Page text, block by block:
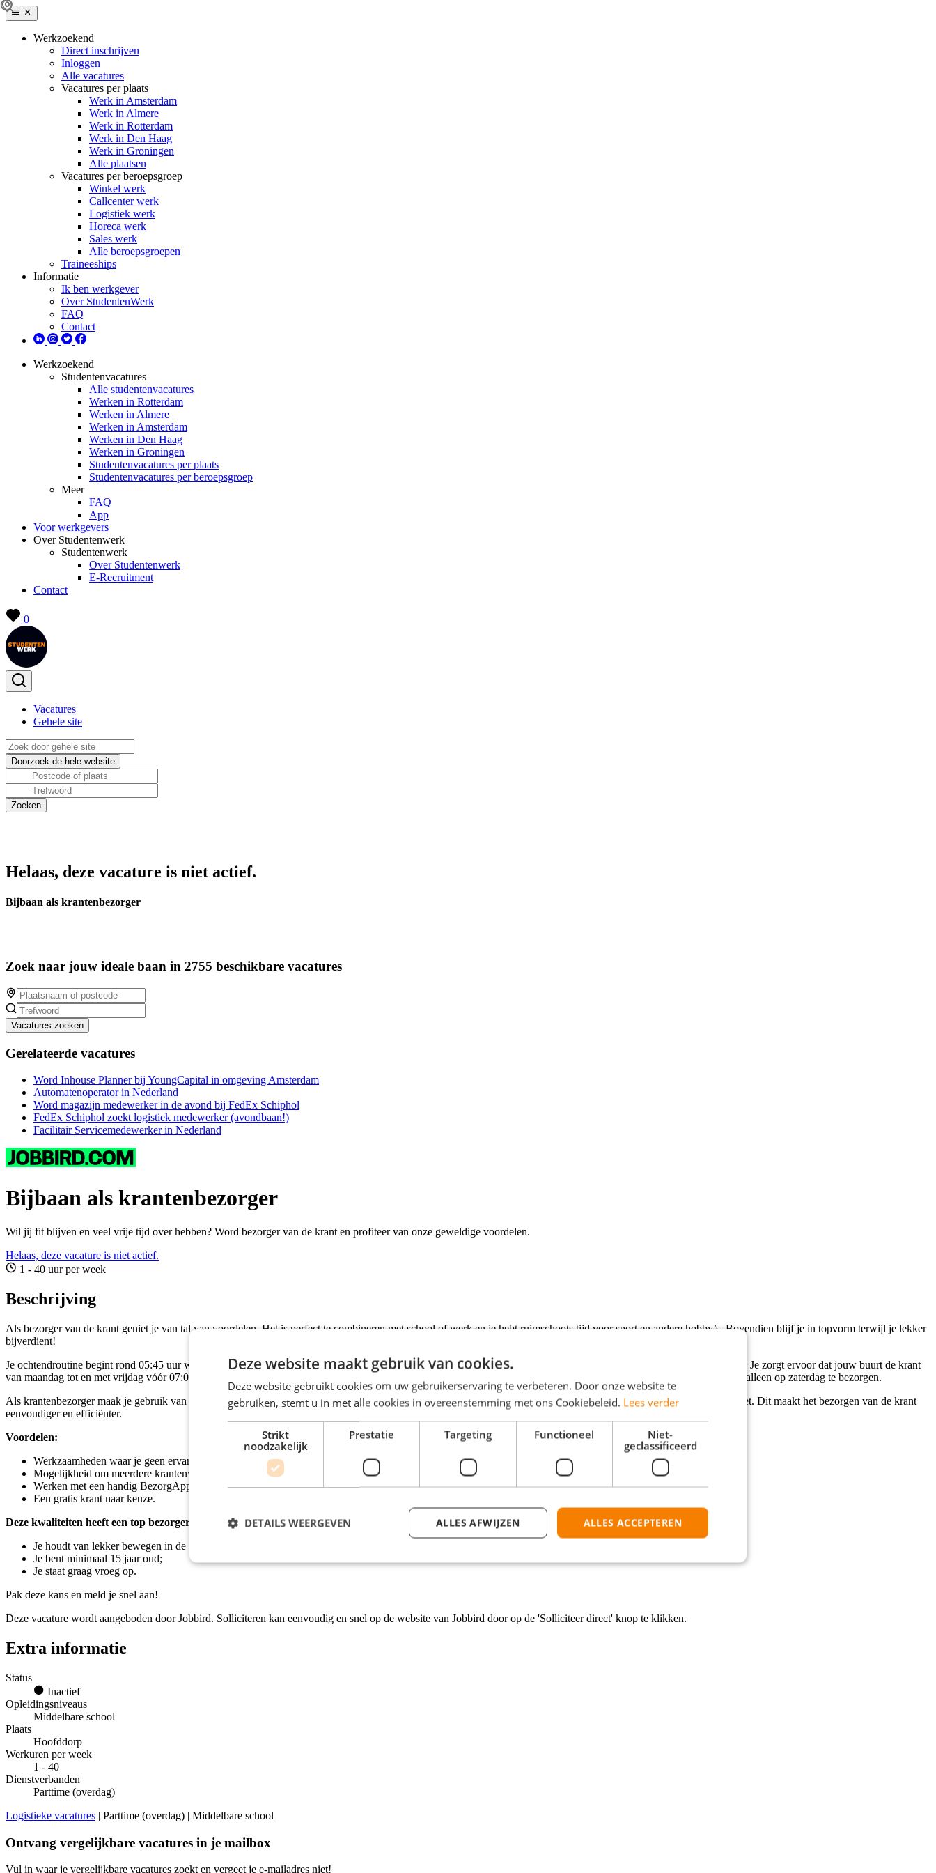
Werkzoekend
Direct inschrijven
Inloggen
Alle vacatures
Vacatures per plaats
Werk in Amsterdam
Werk in Almere
Werk in Rotterdam
Werk in Den Haag
Werk in Groningen
Alle plaatsen
Vacatures per beroepsgroep
Winkel werk
Callcenter werk
Logistiek werk
Horeca werk
Sales werk
Alle beroepsgroepen
Traineeships
Informatie
Ik ben werkgever
Over StudentenWerk
FAQ
Contact
Werkzoekend
Studentenvacatures
Alle studentenvacatures
Werken in Rotterdam
Werken in Almere
Werken in Amsterdam
Werken in Den Haag
Werken in Groningen
Studentenvacatures per plaats
Studentenvacatures per beroepsgroep
Meer
FAQ
App
Voor werkgevers
Over Studentenwerk
Studentenwerk
Over Studentenwerk
E-Recruitment
Contact
0
Vacatures
Gehele site
Helaas, deze vacature is niet actief.
Bijbaan als krantenbezorger
Zoek naar jouw ideale baan in 2755 beschikbare vacatures
Vacatures zoeken
Gerelateerde vacatures
Word Inhouse Planner bij YoungCapital in omgeving Amsterdam
Automatenoperator in Nederland
Word magazijn medewerker in de avond bij FedEx Schiphol
FedEx Schiphol zoekt logistiek medewerker (avondbaan!)
Facilitair Servicemedewerker in Nederland
Bijbaan als krantenbezorger
Wil jij fit blijven en veel vrije tijd over hebben? Word bezorger van de krant en profiteer van onze geweldige voordelen.
Helaas, deze vacature is niet actief.
1 - 40 uur per week
Beschrijving
Als bezorger van de krant geniet je van tal van voordelen. Het is perfect te combineren met school of werk en je hebt ruimschoots tijd voor sport en andere hobby’s. Bovendien blijf je in topvorm terwijl je lekker
bijverdient!
Je ochtendroutine begint rond 05:45 uur wanneer je als krantenbezorger op je fiets naar het depot in je buurt gaat. Met een kickstart-koffie begin je aan jouw krantenwijk. Je zorgt ervoor dat jouw buurt de krant
van maandag tot en met vrijdag vóór 07:00 uur ’s ochtends en op zaterdag vóór 09:00 uur ’s ochtends ontvangt in de brievenbus. Er zijn ook mogelijkheden om de krant alleen op zaterdag te bezorgen.
Als krantenbezorger maak je gebruik van de handigeBezorgApp. Met deze app heb je altijd een duidelijk overzicht van je bezorgroute en de adressen waar je langs moet. Dit maakt het bezorgen van de krant
eenvoudiger en efficiënter.
Voordelen:
Werkzaamheden waar je geen ervaring voor nodig hebt;
Mogelijkheid om meerdere krantenwijken te bezorgen;
Werken met een handig BezorgApp device;
Een gratis krant naar keuze.
Deze kwaliteiten heeft een top bezorger:
Je houdt van lekker bewegen in de frisse buitenlucht;
Je bent minimaal 15 jaar oud;
Je staat graag vroeg op.
Pak deze kans en meld je snel aan!
Deze vacature wordt aangeboden door Jobbird. Solliciteren kan eenvoudig en snel op de website van Jobbird door op de 'Solliciteer direct' knop te klikken.
Extra informatie
Status
Inactief
Opleidingsniveaus
Middelbare school
Plaats
Hoofddorp
Werkuren per week
1 - 40
Dienstverbanden
Parttime (overdag)
Logistieke vacatures | Parttime (overdag) | Middelbare school
Ontvang vergelijkbare vacatures in je mailbox
Vul in waar je vergelijkbare vacatures zoekt en vergeet je e-mailadres niet!
Deze website maakt gebruik van cookies.
Deze website gebruikt cookies om uw gebruikerservaring te verbeteren. Door onze website te
gebruiken, stemt u in met alle cookies in overeenstemming met ons Cookiebeleid. Lees verder
Strikt
noodzakelijk
Prestatie Targeting Functioneel
Niet-
geclassificeerd
ALLES ACCEPTEREN
ALLES AFWIJZEN
DETAILS WEERGEVEN